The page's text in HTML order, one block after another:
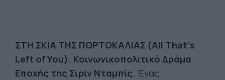
ΣΤΗ ΣΚΙΑ ΤΗΣ ΠΟΡΤΟΚΑΛΙΑΣ (All That's
Left of You). Κοινωνικοπολιτικό Δράμα
Εποχής της Σιρίν Νταμπίς. Ένας